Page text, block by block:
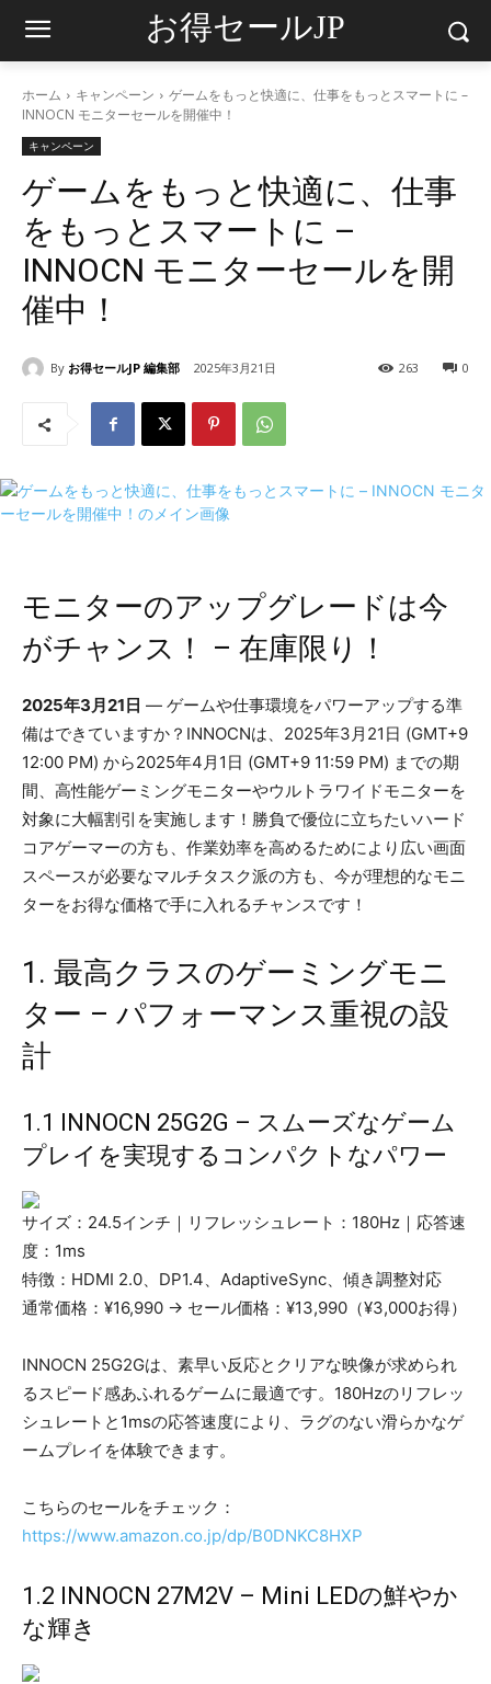
お得セールJP
ホーム キャンペーン
ゲームをもっと快適に、仕事をもっとスマートに –
INNOCN モニターセールを開催中！
キャンペーン
ゲームをもっと快適に、仕事
をもっとスマートに –
INNOCN モニターセールを開
催中！
By お得セールJP 編集部 2025年3月21日 0
263
モニターのアップグレードは今
がチャンス！ – 在庫限り！
2025年3月21日 — ゲームや仕事環境をパワーアップする準
備はできていますか？INNOCNは、2025年3月21日 (GMT+9
12:00 PM) から2025年4月1日 (GMT+9 11:59 PM) までの期
間、高性能ゲーミングモニターやウルトラワイドモニターを
対象に大幅割引を実施します！勝負で優位に立ちたいハード
コアゲーマーの方も、作業効率を高めるためにより広い画面
スペースが必要なマルチタスク派の方も、今が理想的なモニ
ターをお得な価格で手に入れるチャンスです！
1. 最高クラスのゲーミングモニ
ター – パフォーマンス重視の設
計
1.1 INNOCN 25G2G – スムーズなゲーム
プレイを実現するコンパクトなパワー
サイズ：24.5インチ｜リフレッシュレート：180Hz｜応答速
度：1ms
特徴：HDMI 2.0、DP1.4、AdaptiveSync、傾き調整対応
通常価格：¥16,990 → セール価格：¥13,990（¥3,000お得）
INNOCN 25G2Gは、素早い反応とクリアな映像が求められ
るスピード感あふれるゲームに最適です。180Hzのリフレッ
シュレートと1msの応答速度により、ラグのない滑らかなゲ
ームプレイを体験できます。
こちらのセールをチェック：
https://www.amazon.co.jp/dp/B0DNKC8HXP
1.2 INNOCN 27M2V – Mini LEDの鮮やか
な輝き